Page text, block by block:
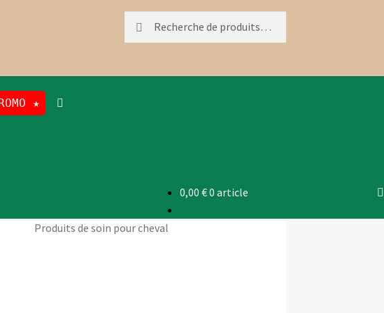
★
0,00 €0 article
Produits de soin pour cheval